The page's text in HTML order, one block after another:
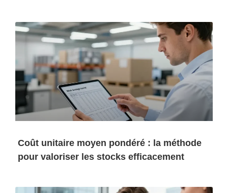
Coût unitaire moyen pondéré : la méthode
pour valoriser les stocks efficacement